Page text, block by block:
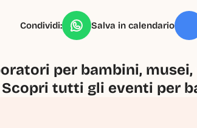
Condividi: Salva in calendario
per bambini,
tutti gli eventi per